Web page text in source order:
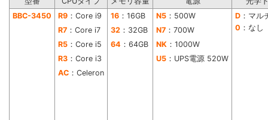
BBC-3450
R9 ：Core i9 16 ：16GB N5 ：500W D ：マル
0 ：なし
R7 ：Core i7 32 ：32GB N7 ：700W
R5 ：Core i5 64 ：64GB NK ：1000W
R3 ：Core i3 U5 ：UPS電源 520W
AC ：Celeron